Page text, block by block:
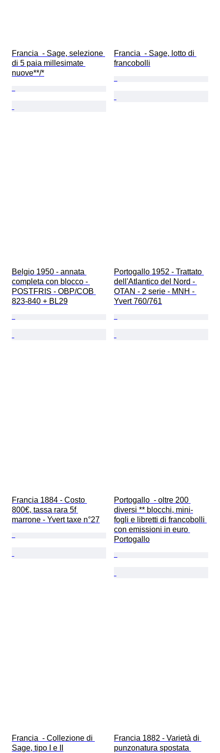
Francia  - Sage, selezione
di 5 paia millesimate
nuove**/*
Francia  - Sage, lotto di
francobolli
Belgio 1950 - annata
completa con blocco -
POSTFRIS - OBP/COB
823-840 + BL29
Portogallo 1952 - Trattato
dell'Atlantico del Nord -
OTAN - 2 serie - MNH -
Yvert 760/761
Francia 1884 - Costo
800€, tassa rara 5f
marrone - Yvert taxe n°27
Portogallo  - oltre 200
diversi ** blocchi, mini-
fogli e libretti di francobolli
con emissioni in euro
Portogallo
Francia  - Collezione di
Sage, tipo I e II
Francia 1882 - Varietà di
punzonatura spostata